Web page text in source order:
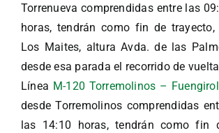
Torrenueva comprendidas entre las
horas, tendrán como fin de
Los Maites, altura Avda. de las
desde esa parada el recorrido de
Línea M-120 Torremolinos –
desde Torremolinos comprendidas
las 14:10 horas, tendrán como fin